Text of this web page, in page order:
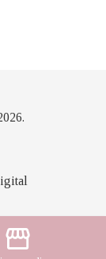
storefront